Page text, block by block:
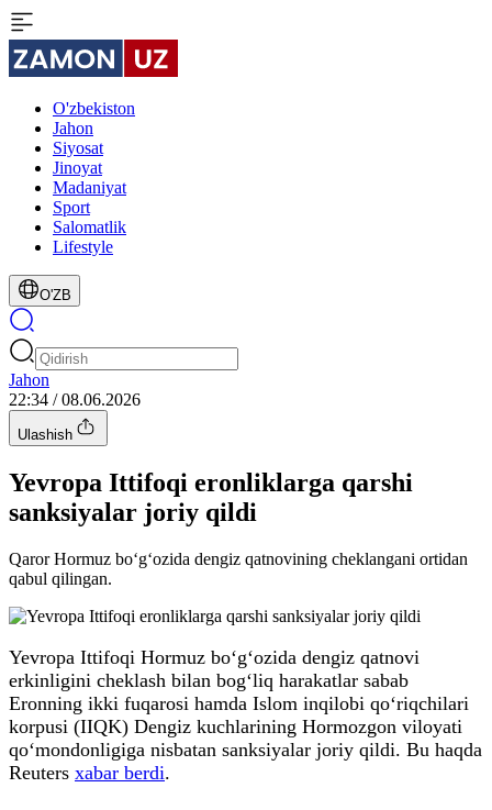
O'zbekiston
Jahon
Siyosat
Jinoyat
Madaniyat
Sport
Salomatlik
Lifestyle
O'ZB
Jahon
22:34 / 08.06.2026
Ulashish
Yevropa Ittifoqi eronliklarga qarshi
sanksiyalar joriy qildi
Qaror Hormuz bo‘g‘ozida dengiz qatnovining cheklangani ortidan
qabul qilingan.
Yevropa Ittifoqi Hormuz bo‘g‘ozida dengiz qatnovi
erkinligini cheklash bilan bog‘liq harakatlar sabab
Eronning ikki fuqarosi hamda Islom inqilobi qo‘riqchilari
korpusi (IIQK) Dengiz kuchlarining Hormozgon viloyati
qo‘mondonligiga nisbatan sanksiyalar joriy qildi. Bu haqda
Reuters xabar berdi.